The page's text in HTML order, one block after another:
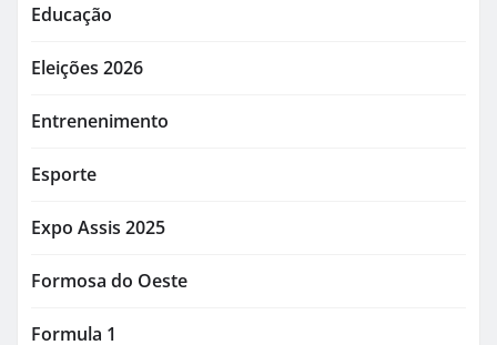
Educação
Eleições 2026
Entrenenimento
Esporte
Expo Assis 2025
Formosa do Oeste
Formula 1